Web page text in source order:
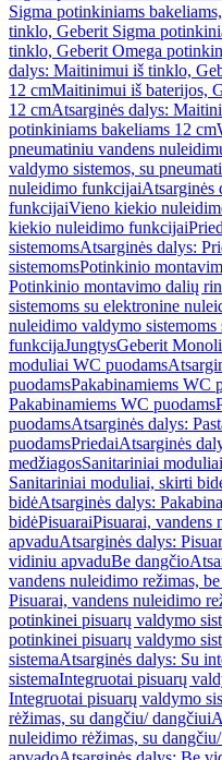
Sigma potinkiniams
tinklo, Geberit Sigma
tinklo, Geberit Omega
dalys: Maitinimui iš tinklo,
12 cmMaitinimui iš baterijos,
12 cmAtsarginės dalys:
potinkiniams bakeliams 12 cm
pneumatiniu vandens
valdymo sistemos, su
nuleidimo funkcijai
funkcijaiVieno kiekio
kiekio nuleidimo funkcijai
sistemomsAtsarginės dalys:
sistemomsPotinkinio
Potinkinio montavimo dalių
sistemoms su elektronine
nuleidimo valdymo
funkcijaJungtysGeberit
moduliai WC puodams
puodamsPakabinamiems WC
Pakabinamiems WC puodams
puodamsAtsarginės dalys:
puodamsPriedaiAtsarginės
medžiagosSanitariniai
Sanitariniai moduliai, skirti
bidėAtsarginės dalys:
bidėPisuaraiPisuarai, vandens
apvaduAtsarginės dalys:
vidiniu apvaduBe dangčio
vandens nuleidimo režimas,
Pisuarai, vandens nuleidimo
potinkinei pisuarų valdymo
potinkinei pisuarų valdymo
sistemaAtsarginės dalys: Su
sistemaIntegruotai pisuarų
Integruotai pisuarų valdymo
rėžimas, su dangčiu/ dangčiui
nuleidimo rėžimas, su